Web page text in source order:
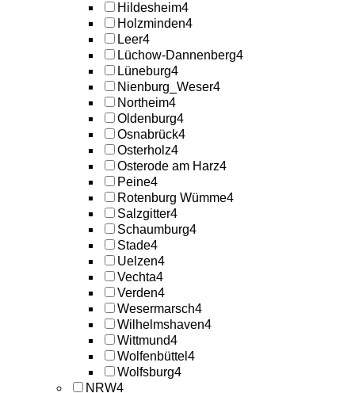
Hildesheim4
Holzminden4
Leer4
Lüchow-Dannenberg4
Lüneburg4
Nienburg_Weser4
Northeim4
Oldenburg4
Osnabrück4
Osterholz4
Osterode am Harz4
Peine4
Rotenburg Wümme4
Salzgitter4
Schaumburg4
Stade4
Uelzen4
Vechta4
Verden4
Wesermarsch4
Wilhelmshaven4
Wittmund4
Wolfenbüttel 4
Wolfsburg4
NRW4